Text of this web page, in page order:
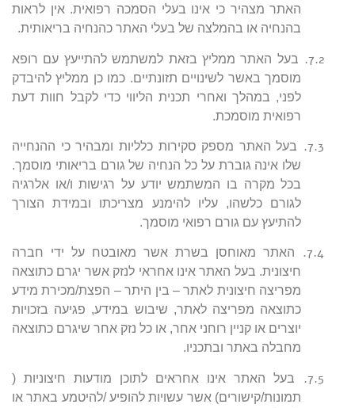
האתר מצהיר כי אינו בעלי הסמכה רפואית. אין לראות
בהנחיה או בהמלצה של בעלי האתר כהנחיה בריאותית.
7.2.
בעל האתר ממליץ בזאת למשתמש להתייעץ עם רופא
מוסמך באשר לשינויים תזונתיים. כמו כן ממליץ להיבדק
לפני, במהלך ואחרי תכנית הליווי כדי לקבל חוות דעת
רפואית מוסמכת.
7.3.
בעל האתר מספק סקירות כלליות ומבהיר כי ההנחייה
שלו אינה גוברת על כל הנחיה של גורם בריאותי מוסמך.
בכל מקרה בו המשתמש יודע על רגישות ו/או אלרגיה
לגורם כלשהו, עליו להימנע מצריכתו ובמידת הצורך
להתיעץ עם גורם רפואי מוסמך.
7.4.
האתר מאוחסן בשרת אשר מאובטח על ידי חברה
חיצונית. בעל האתר אינו אחראי לנזק אשר יגרם כתוצאה
מפריצה חיצונית לאתר – בין היתר – הפצת/מכירת מידע
כתוצאה מפריצה לאתר, שיבוש במידע, פגיעה בזכויות
יוצרים או קניין רוחני אחר, או כל נזק אחר שיגרם כתוצאה
מחבלה באתר ובתכניו.
7.5.
בעל האתר אינו אחראים לתוכן מודעות חיצוניות (
תמונות/קישורים) אשר עשויות להופיע /להיטמע באתר או